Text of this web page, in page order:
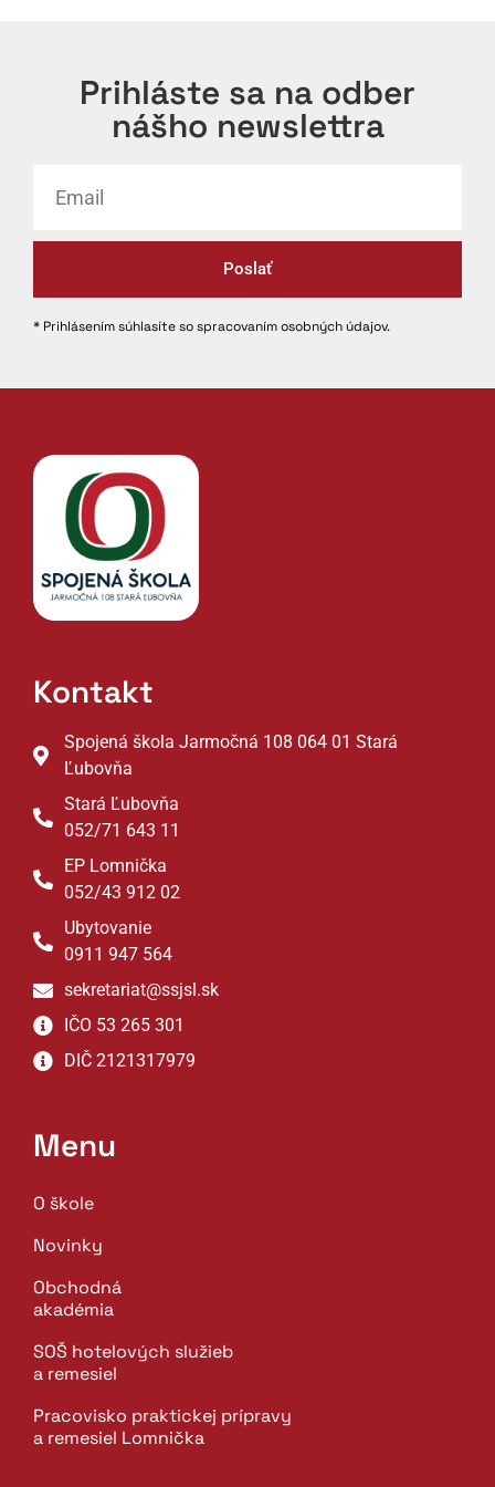
Prihláste sa na odber
nášho newslettra
Poslať
* Prihlásením súhlasíte so spracovaním osobných údajov.
Kontakt
Spojená škola Jarmočná 108 064 01 Stará
Ľubovňa
Stará Ľubovňa
052/71 643 11
EP Lomnička
052/43 912 02
Ubytovanie
0911 947 564
sekretariat@ssjsl.sk
IČO 53 265 301
DIČ 2121317979
Menu
O škole
Novinky
Obchodná
akadémia
SOŠ hotelových služieb
a remesiel
Pracovisko praktickej prípravy
a remesiel Lomnička